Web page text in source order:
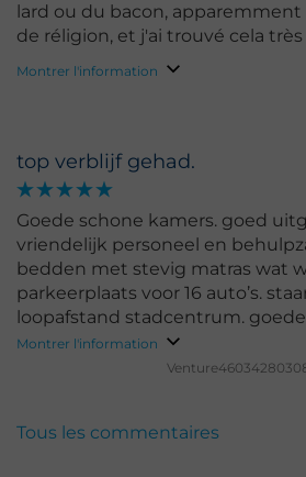
lard ou du bacon, apparemment
de réligion, et j'ai trouvé cela
Montrer l'information
top verblijf gehad.
Goede schone kamers. goed
vriendelijk personeel en
bedden met stevig matras wat
parkeerplaats voor 16 auto’s. staan
loopafstand stadcentrum.
slaapkamer.
Montrer l'information
Tous les commentaires